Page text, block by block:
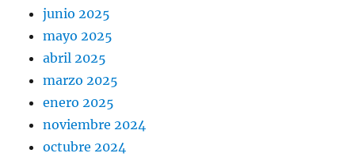
junio 2025
mayo 2025
abril 2025
marzo 2025
enero 2025
noviembre 2024
octubre 2024